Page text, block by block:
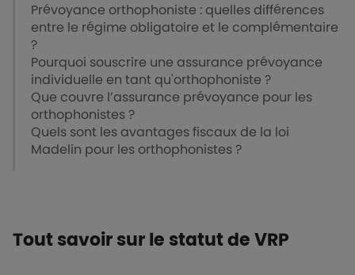
Prévoyance orthophoniste : quelles différences
entre le régime obligatoire et le complémentaire
?
Pourquoi souscrire une assurance prévoyance
individuelle en tant qu'orthophoniste ?
Que couvre l’assurance prévoyance pour les
orthophonistes ?
Quels sont les avantages fiscaux de la loi
Madelin pour les orthophonistes ?
Tout savoir sur le statut de VRP